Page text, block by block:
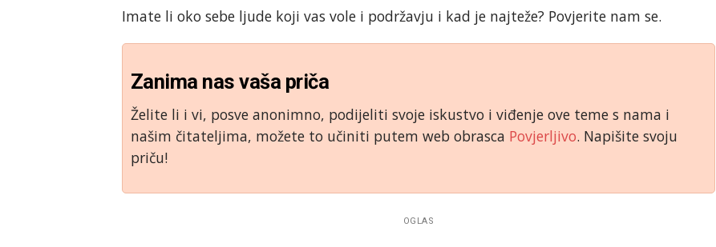
Imate li oko sebe ljude koji vas vole i podržavju i kad je najteže? Povjerite nam se.
Zanima nas vaša priča
Želite li i vi, posve anonimno, podijeliti svoje iskustvo i viđenje ove teme s nama i
našim čitateljima, možete to učiniti putem web obrasca Povjerljivo. Napišite svoju
priču!
OGLAS